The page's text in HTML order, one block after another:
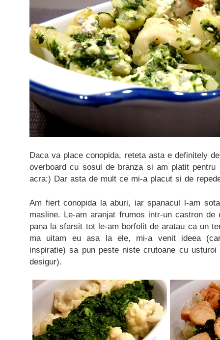
Daca va place conopida, reteta asta e definitely
overboard cu sosul de branza si am platit pentru
acra:) Dar asta de mult ce mi-a placut si de
Am fiert conopida la aburi, iar spanacul l-am
masline. Le-am aranjat frumos intr-un castron
pana la sfarsit tot le-am borfolit de aratau ca un
ma uitam eu asa la ele, mi-a venit ideea
inspiratie) sa pun peste niste crutoane cu
desigur).